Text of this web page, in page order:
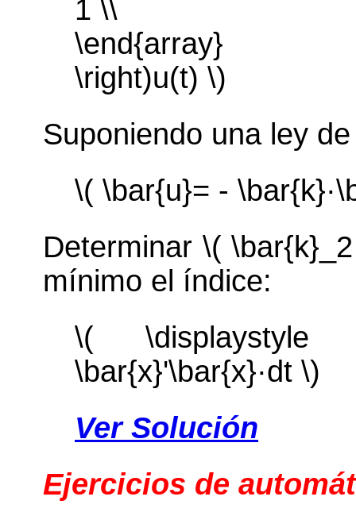
1 \\
\end{array}
\right)u(t) \)
Suponiendo una ley
\( \bar{u}= -
Determinar \(
mínimo el índice:
\( \displaystyle
\bar{x}'\bar{x}·dt \)
Ver Solución
Ejercicios de